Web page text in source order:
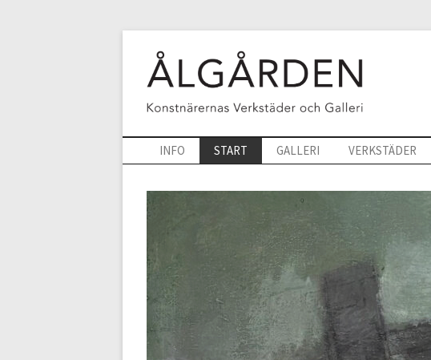
INFO START GALLERI VERKSTÄDER